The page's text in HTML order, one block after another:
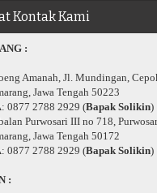
Kontak Kami
:
Amanah, Jl. Mundingan,
Jawa Tengah 50223
0877 2788 2929 (Bapak Solikin)
Purwosari III no 718,
Jawa Tengah 50172
0877 2788 2929 (Bapak Solikin)
: